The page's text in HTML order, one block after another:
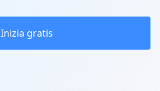
Inizia gratis